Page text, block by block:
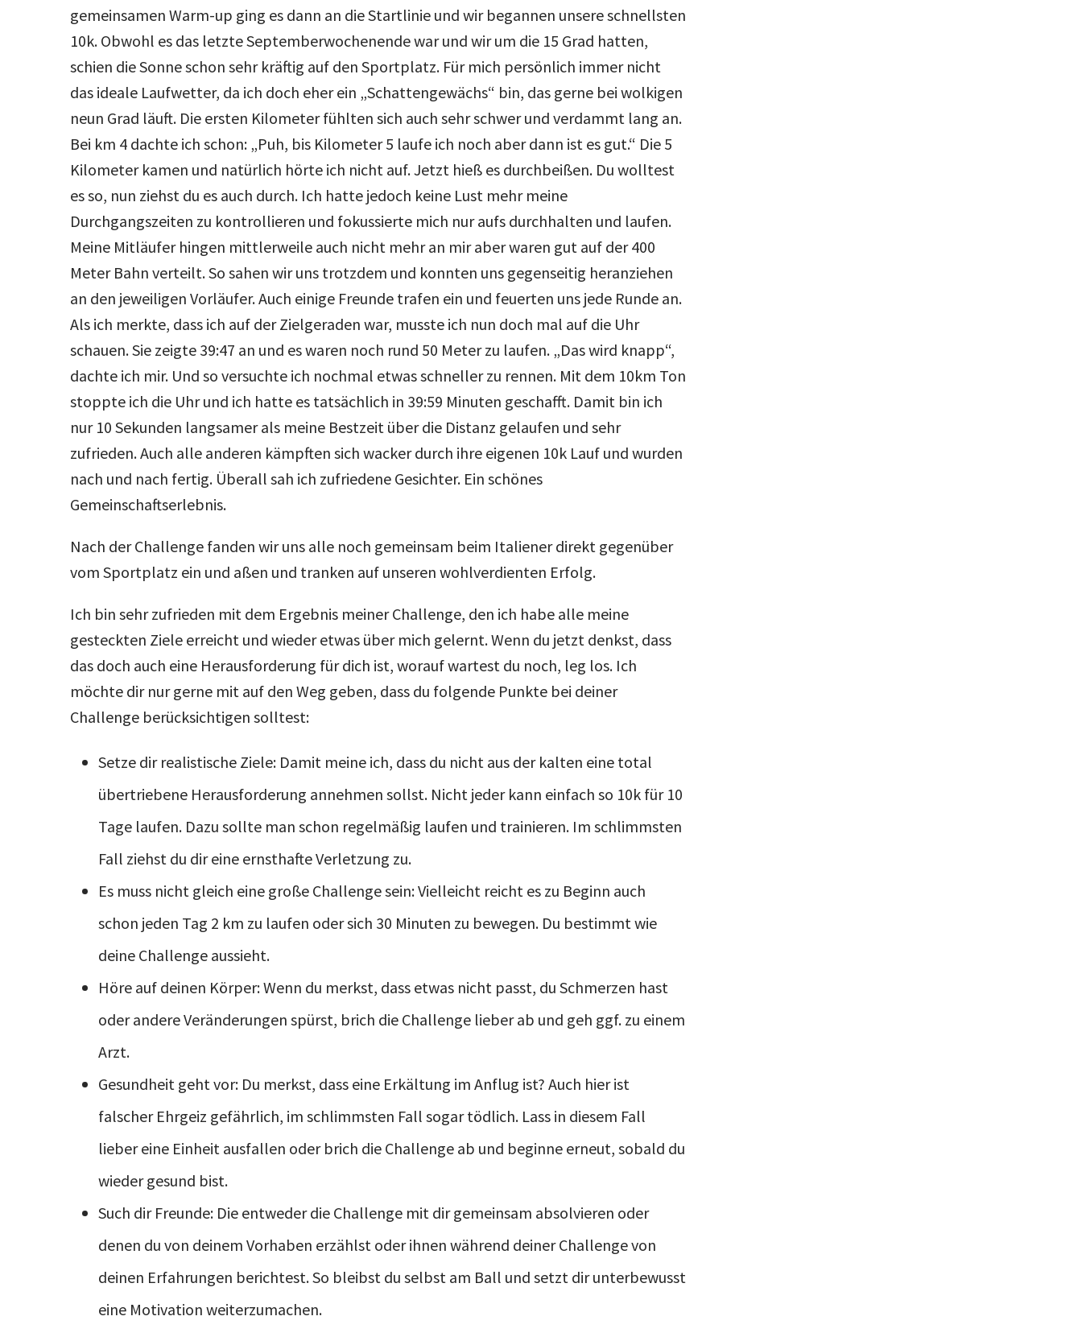
gemeinsamen Warm-up ging es dann an die Startlinie und wir begannen unsere schnellsten
10k. Obwohl es das letzte Septemberwochenende war und wir um die 15 Grad hatten,
schien die Sonne schon sehr kräftig auf den Sportplatz. Für mich persönlich immer nicht
das ideale Laufwetter, da ich doch eher ein „Schattengewächs“ bin, das gerne bei wolkigen
neun Grad läuft. Die ersten Kilometer fühlten sich auch sehr schwer und verdammt lang an.
Bei km 4 dachte ich schon: „Puh, bis Kilometer 5 laufe ich noch aber dann ist es gut.“ Die 5
Kilometer kamen und natürlich hörte ich nicht auf. Jetzt hieß es durchbeißen. Du wolltest
es so, nun ziehst du es auch durch. Ich hatte jedoch keine Lust mehr meine
Durchgangszeiten zu kontrollieren und fokussierte mich nur aufs durchhalten und laufen.
Meine Mitläufer hingen mittlerweile auch nicht mehr an mir aber waren gut auf der 400
Meter Bahn verteilt. So sahen wir uns trotzdem und konnten uns gegenseitig heranziehen
an den jeweiligen Vorläufer. Auch einige Freunde trafen ein und feuerten uns jede Runde an.
Als ich merkte, dass ich auf der Zielgeraden war, musste ich nun doch mal auf die Uhr
schauen. Sie zeigte 39:47 an und es waren noch rund 50 Meter zu laufen. „Das wird knapp“,
dachte ich mir. Und so versuchte ich nochmal etwas schneller zu rennen. Mit dem 10km Ton
stoppte ich die Uhr und ich hatte es tatsächlich in 39:59 Minuten geschafft. Damit bin ich
nur 10 Sekunden langsamer als meine Bestzeit über die Distanz gelaufen und sehr
zufrieden. Auch alle anderen kämpften sich wacker durch ihre eigenen 10k Lauf und wurden
nach und nach fertig. Überall sah ich zufriedene Gesichter. Ein schönes
Gemeinschaftserlebnis.
Nach der Challenge fanden wir uns alle noch gemeinsam beim Italiener direkt gegenüber
vom Sportplatz ein und aßen und tranken auf unseren wohlverdienten Erfolg.
Ich bin sehr zufrieden mit dem Ergebnis meiner Challenge, den ich habe alle meine
gesteckten Ziele erreicht und wieder etwas über mich gelernt. Wenn du jetzt denkst, dass
das doch auch eine Herausforderung für dich ist, worauf wartest du noch, leg los. Ich
möchte dir nur gerne mit auf den Weg geben, dass du folgende Punkte bei deiner
Challenge berücksichtigen solltest:
Setze dir realistische Ziele: Damit meine ich, dass du nicht aus der kalten eine total
übertriebene Herausforderung annehmen sollst. Nicht jeder kann einfach so 10k für 10
Tage laufen. Dazu sollte man schon regelmäßig laufen und trainieren. Im schlimmsten
Fall ziehst du dir eine ernsthafte Verletzung zu.
Es muss nicht gleich eine große Challenge sein: Vielleicht reicht es zu Beginn auch
schon jeden Tag 2 km zu laufen oder sich 30 Minuten zu bewegen. Du bestimmt wie
deine Challenge aussieht.
Höre auf deinen Körper: Wenn du merkst, dass etwas nicht passt, du Schmerzen hast
oder andere Veränderungen spürst, brich die Challenge lieber ab und geh ggf. zu einem
Arzt.
Gesundheit geht vor: Du merkst, dass eine Erkältung im Anflug ist? Auch hier ist
falscher Ehrgeiz gefährlich, im schlimmsten Fall sogar tödlich. Lass in diesem Fall
lieber eine Einheit ausfallen oder brich die Challenge ab und beginne erneut, sobald du
wieder gesund bist.
Such dir Freunde: Die entweder die Challenge mit dir gemeinsam absolvieren oder
denen du von deinem Vorhaben erzählst oder ihnen während deiner Challenge von
deinen Erfahrungen berichtest. So bleibst du selbst am Ball und setzt dir unterbewusst
eine Motivation weiterzumachen.